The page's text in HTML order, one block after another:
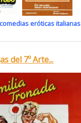
eróticas italianas
del 7º Arte...